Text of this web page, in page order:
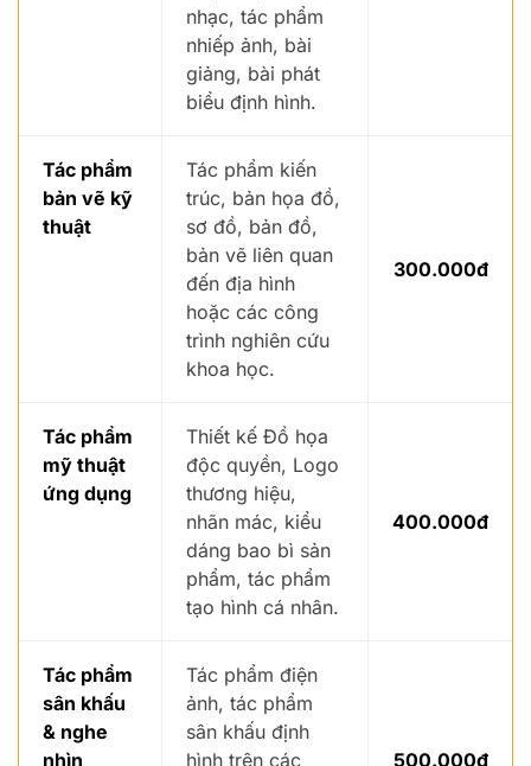
nhạc, tác phẩm
nhiếp ảnh, bài
giảng, bài phát
biểu định hình.
Tác phẩm
bản vẽ kỹ
thuật
Tác phẩm kiến
trúc, bản họa đồ,
sơ đồ, bản đồ,
bản vẽ liên quan
đến địa hình
hoặc các công
trình nghiên cứu
khoa học.
300.000đ
Tác phẩm
mỹ thuật
ứng dụng
Thiết kế Đồ họa
độc quyền, Logo
thương hiệu,
nhãn mác, kiểu
dáng bao bì sản
phẩm, tác phẩm
tạo hình cá nhân.
400.000đ
Tác phẩm
sân khấu
& nghe
nhìn
Tác phẩm điện
ảnh, tác phẩm
sân khấu định
hình trên các
500.000đ